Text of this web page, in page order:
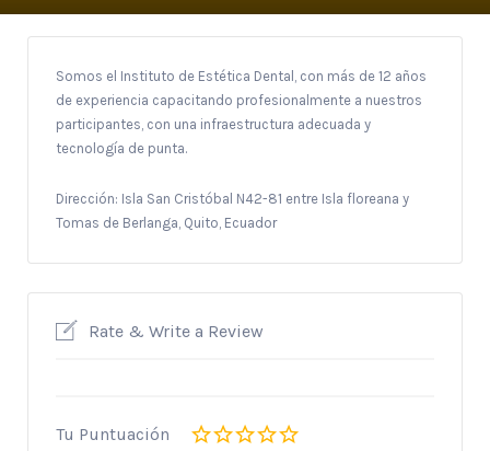
Somos el Instituto de Estética Dental, con más de 12 años
de experiencia capacitando profesionalmente a nuestros
participantes, con una infraestructura adecuada y
tecnología de punta.
Dirección: Isla San Cristóbal N42-81 entre Isla floreana y
Tomas de Berlanga, Quito, Ecuador
Rate & Write a Review
Tu Puntuación